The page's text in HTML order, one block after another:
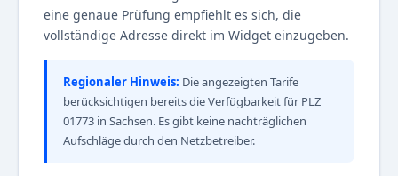
eine genaue Prüfung empfiehlt es sich, die
vollständige Adresse direkt im Widget einzugeben.
Regionaler Hinweis: Die angezeigten Tarife
berücksichtigen bereits die Verfügbarkeit für PLZ
01773 in Sachsen. Es gibt keine nachträglichen
Aufschläge durch den Netzbetreiber.